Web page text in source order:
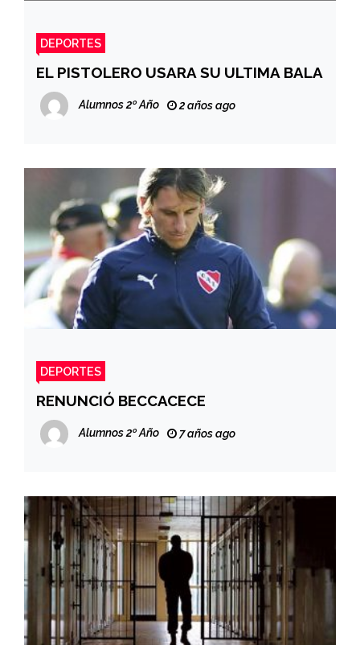
DEPORTES
EL PISTOLERO USARA SU ULTIMA BALA
Alumnos 2º Año 2 años ago
DEPORTES
RENUNCIÓ BECCACECE
Alumnos 2º Año 7 años ago